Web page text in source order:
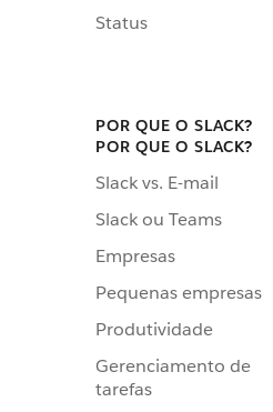
Status
POR QUE O SLACK?
POR QUE O SLACK?
Slack vs. E-mail
Slack ou Teams
Empresas
Pequenas empresas
Produtividade
Gerenciamento de
tarefas